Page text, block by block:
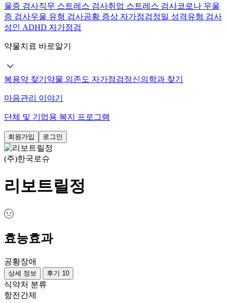
울증 검사직무 스트레스 검사취업 스트레스 검사코로나 우울
증 검사우울 유형 검사공황 증상 자가점검정밀 성격유형 검사
성인 ADHD 자가점검
약물치료 바로알기
복용약 찾기 약물 의존도 자가점검정신의학과 찾기
마음관리 이야기
단체 및 기업용 복지 프로그램
회원가입 로그인
(주)한국로슈
리보트릴정
효능효과
공황장애
상세 정보 후기 10
식약처 분류
항전간제